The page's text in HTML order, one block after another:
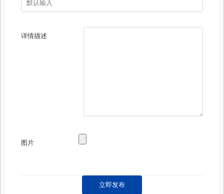
详情描述
图片
立即发布